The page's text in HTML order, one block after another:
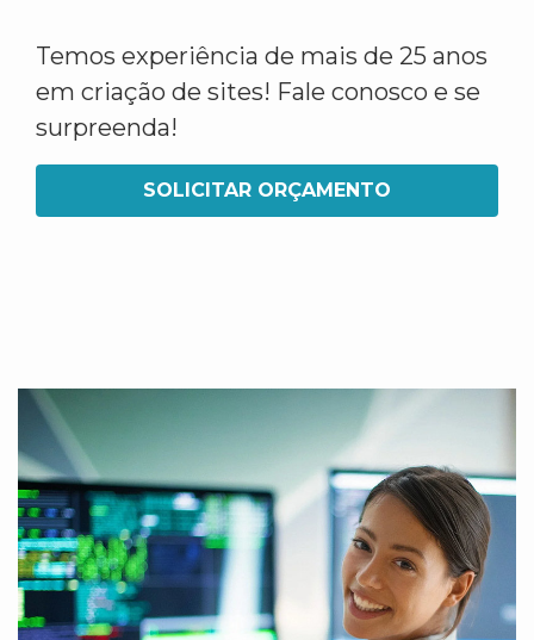
Temos experiência de mais de 25 anos
em criação de sites! Fale conosco e se
surpreenda!
SOLICITAR ORÇAMENTO